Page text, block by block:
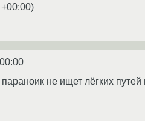
)
не ищет лёгких путей